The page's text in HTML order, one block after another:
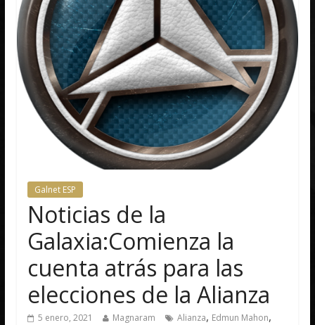
Galnet ESP
Noticias de la
Galaxia:Comienza la
cuenta atrás para las
elecciones de la Alianza
5 enero, 2021 Magnaram Alianza, Edmun Mahon,